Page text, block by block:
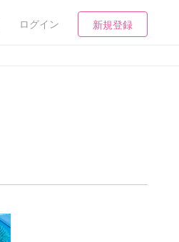
ログイン 新規登録